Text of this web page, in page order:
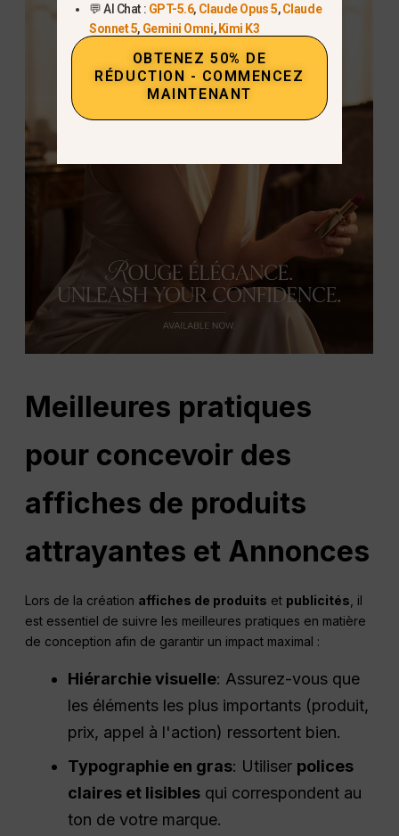
Meilleures pratiques
pour concevoir des
affiches de produits
attrayantes et Annonces
Lors de la création affiches de produits et publicités , il
est essentiel de suivre les meilleures pratiques en matière
de conception afin de garantir un impact maximal :
Hiérarchie visuelle: Assurez-vous que
les éléments les plus importants (produit,
prix, appel à l'action) ressortent bien.
Typographie en gras: Utiliser polices
claires et lisibles qui correspondent au
ton de votre marque.
💬 AI Chat : GPT-5.6, Claude Opus 5,Claude
Sonnet 5, Gemini Omni, Kimi K3
OBTENEZ 50% DE
RÉDUCTION - COMMENCEZ
MAINTENANT